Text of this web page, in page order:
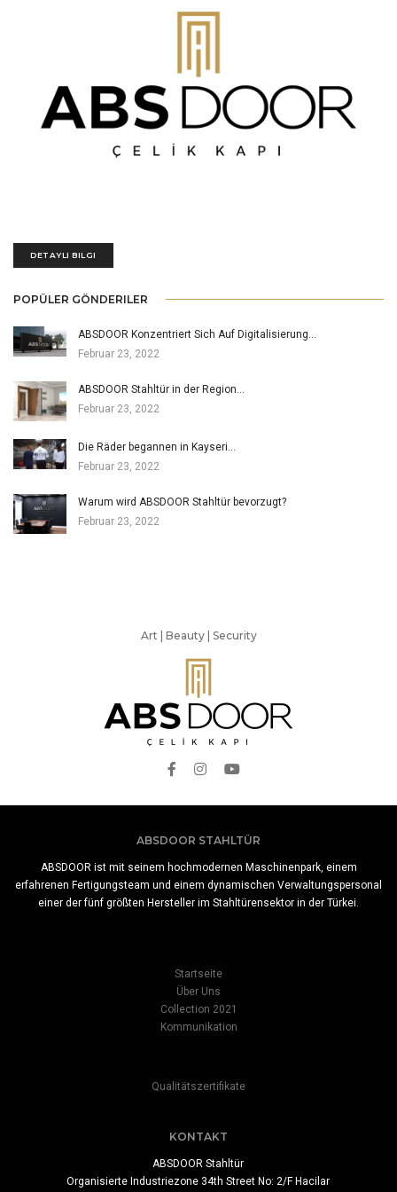
DETAYLI BILGI
POPÜLER GÖNDERILER
ABSDOOR Konzentriert Sich Auf Digitalisierung…
Februar 23, 2022
ABSDOOR Stahltür in der Region…
Februar 23, 2022
Die Räder begannen in Kayseri…
Februar 23, 2022
Warum wird ABSDOOR Stahltür bevorzugt?
Februar 23, 2022
Art | Beauty | Security
ABSDOOR STAHLTÜR
ABSDOOR ist mit seinem hochmodernen Maschinenpark, einem
erfahrenen Fertigungsteam und einem dynamischen Verwaltungspersonal
einer der fünf größten Hersteller im Stahltürensektor in der Türkei.
Startseite
Über Uns
Collection 2021
Kommunikation
Qualitätszertifikate
KONTAKT
ABSDOOR Stahltür
Organisierte Industriezone 34th Street No: 2/F Hacilar